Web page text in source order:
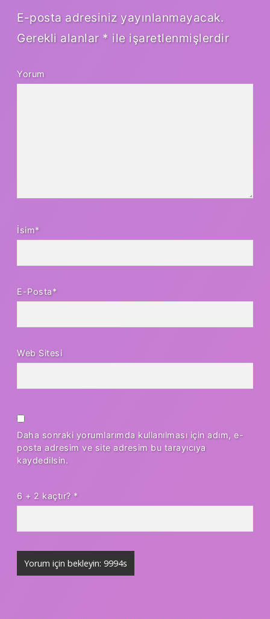
E-posta adresiniz yayınlanmayacak.
Gerekli alanlar * ile işaretlenmişlerdir
Yorum
İsim*
E-Posta*
Web Sitesi
Daha sonraki yorumlarımda kullanılması için adım, e-
posta adresim ve site adresim bu tarayıcıya
kaydedilsin.
6 + 2 kaçtır? *